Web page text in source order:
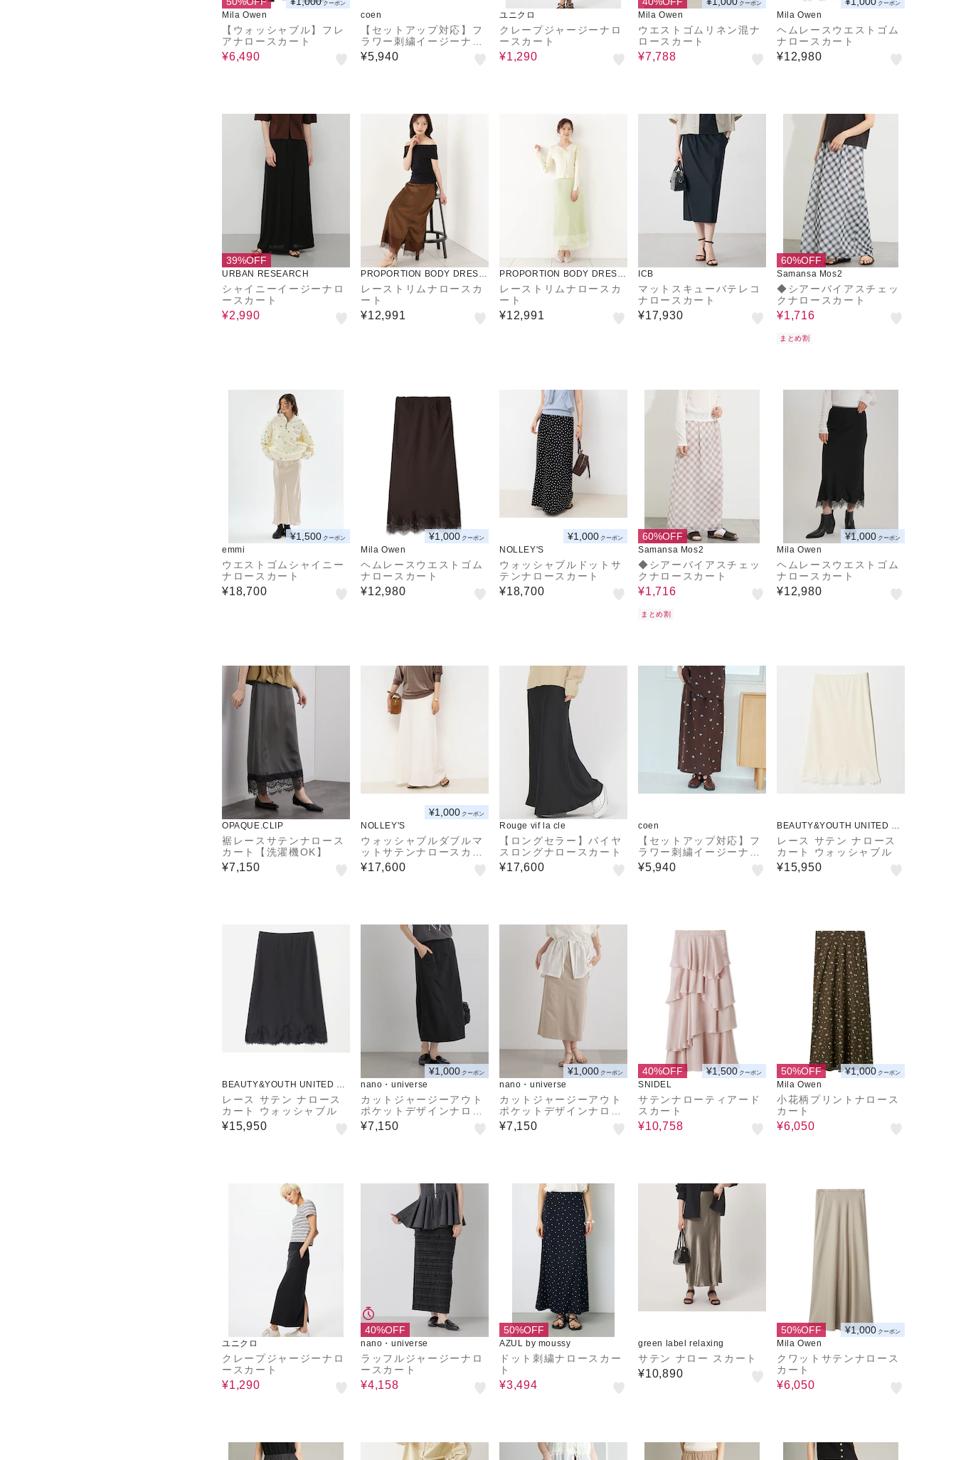
クーポン
Mila Owen
【ウォッシャブル】フレ
アナロースカート
¥6,490
coen
【セットアップ対応】フ
ラワー刺繍イージーナロ
ースカート
¥5,940
ユニクロ
クレープジャージーナロ
ースカート
¥1,290
クーポン
Mila Owen
ウエストゴムリネン混ナ
ロースカート
¥7,788
クーポン
Mila Owen
ヘムレースウエストゴム
ナロースカート
¥12,980
39%OFF
URBAN RESEARCH
シャイニーイージーナロ
ースカート
¥2,990
PROPORTION BODY DRESSI
NG
レーストリムナロースカ
ート
¥12,991
PROPORTION BODY DRESSI
NG
レーストリムナロースカ
ート
¥12,991
ICB
マットスキューバテレコ
ナロースカート
¥17,930
60%OFF
Samansa Mos2
◆シアーバイアスチェッ
クナロースカート
¥1,716
まとめ割
¥1,500 クーポン
emmi
ウエストゴムシャイニー
ナロースカート
¥18,700
¥1,000 クーポン
Mila Owen
ヘムレースウエストゴム
ナロースカート
¥12,980
¥1,000 クーポン
NOLLEY'S
ウォッシャブルドットサ
テンナロースカート
¥18,700
60%OFF
Samansa Mos2
◆シアーバイアスチェッ
クナロースカート
¥1,716
まとめ割
¥1,000 クーポン
Mila Owen
ヘムレースウエストゴム
ナロースカート
¥12,980
OPAQUE.CLIP
裾レースサテンナロース
カート【洗濯機OK】
¥7,150
¥1,000 クーポン
NOLLEY'S
ウォッシャブルダブルマ
ットサテンナロースカー
ト
¥17,600
Rouge vif la cle
【ロングセラー】バイヤ
スロングナロースカート
¥17,600
coen
【セットアップ対応】フ
ラワー刺繍イージーナロ
ースカート
¥5,940
BEAUTY&YOUTH UNITED AR
ROWS
レース サテン ナロース
カート ウォッシャブル
¥15,950
BEAUTY&YOUTH UNITED AR
ROWS
レース サテン ナロース
カート ウォッシャブル
¥15,950
¥1,000 クーポン
nano・universe
カットジャージーアウト
ポケットデザインナロー
スカート
¥7,150
¥1,000 クーポン
nano・universe
カットジャージーアウト
ポケットデザインナロー
スカート
¥7,150
40%OFF ¥1,500 クーポン
SNIDEL
サテンナローティアード
スカート
¥10,758
50%OFF ¥1,000 クーポン
Mila Owen
小花柄プリントナロース
カート
¥6,050
ユニクロ
クレープジャージーナロ
ースカート
¥1,290
40%OFF
nano・universe
ラッフルジャージーナロ
ースカート
¥4,158
50%OFF
AZUL by moussy
ドット刺繍ナロースカー
ト
¥3,494
green label relaxing
サテン ナロー スカート
¥10,890
50%OFF ¥1,000 クーポン
Mila Owen
クワットサテンナロース
カート
¥6,050